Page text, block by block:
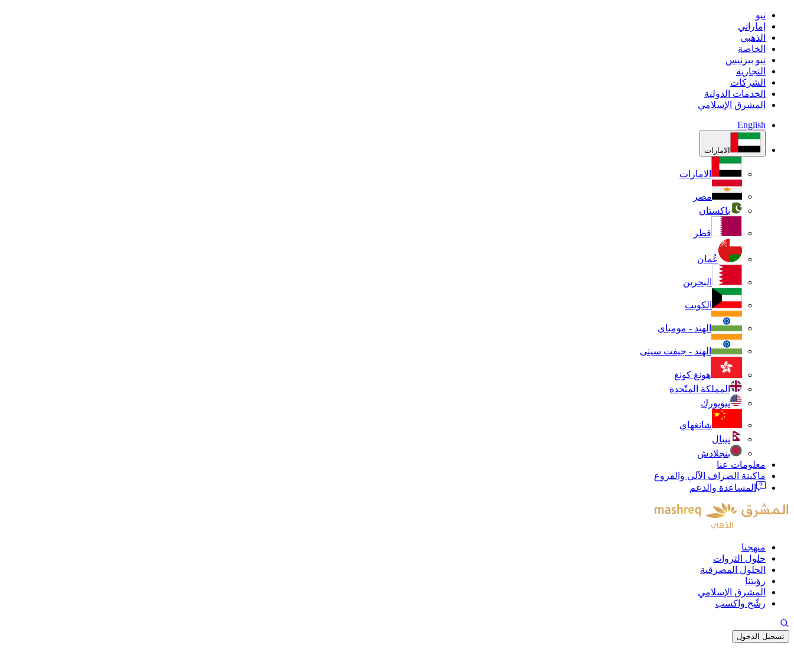
نيو
إماراتي
الذهبي
الخاصة
نيو بيزنيس
التجارية
الشركات
الخدمات الدولية
المشرق الإسلامي
English
الامارات
الامارات
مصر
باكستان
قطر
عُمان
البحرين
الكويت
الهند - مومباى
الهند - جيفت سيتى
هونغ كونغ
المملكة المتّحدة
نيويورك
شانغهاي
نيبال
بنجلادش
معلومات عنا
ماكينة الصراف الآلي والفروع
المساعدة والدعم
منهجنا
حلول الثروات
الحلول المصرفية
رؤيتنا
المشرق الإسلامي
رشّح واكسب
تسجيل الدخول